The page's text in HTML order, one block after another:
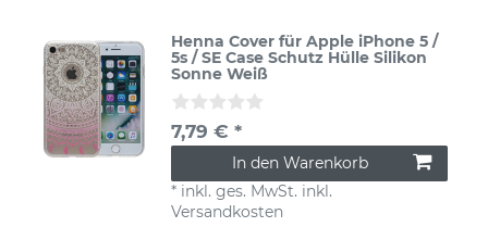
Henna Cover für Apple iPhone 5 /
5s / SE Case Schutz Hülle Silikon
Sonne Weiß
7,79 € *
In den Warenkorb
* inkl. ges. MwSt. inkl.
Versandkosten